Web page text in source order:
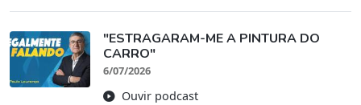
"ESTRAGARAM-ME A PINTURA DO
CARRO"
6/07/2026
Ouvir podcast